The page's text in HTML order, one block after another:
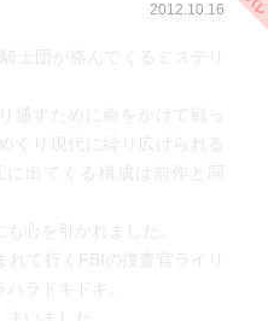
2012.10.16
士団が絡んでくるミステリ
通すために命をかけて戦っ
ぐり現代に繰り広げられる
出てくる構成は前作と同
心を引かれました。
れて行くFBIの捜査官ライリ
ラドキドキ。